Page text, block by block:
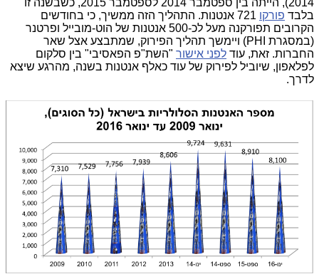
2014), הייתה בין ספטמבר 2014 לספטמבר 2015, כשבשנה זו
בלבד פורקו
721 אנטנות. התהליך הזה ממשיך, כי בחודשים
הקרובים תפורקנה מעל לכ-500 אנטנות של הוט-מובייל ופרטנר
(במסגרת PHI) ויימשך תהליך הפירוק, שמתבצע אצל שאר
החברות. זאת, עוד לפני אישור "השת"פ הפאסיבי" בין סלקום
לפלאפון, שיוביל לפירוק של עוד כאלף אנטנות בשנה, מהרגע שיצא
לדרך.